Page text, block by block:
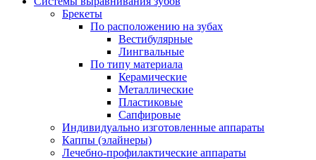
Брекеты
По расположению на зубах
Вестибулярные
Лингвальные
По типу материала
Керамические
Металлические
Пластиковые
Сапфировые
Индивидуально изготовленные аппараты
Каппы (элайнеры)
Лечебно-профилактические аппараты